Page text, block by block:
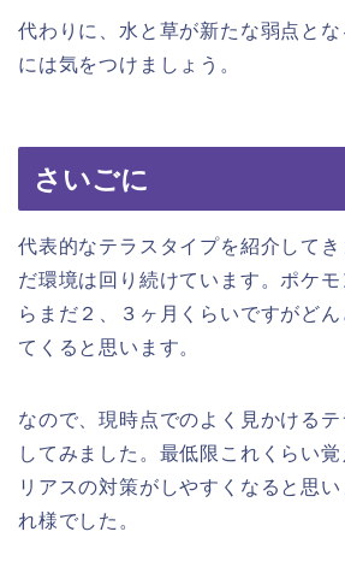
代わりに、水と草が新たな弱点と
には気をつけましょう。
さいごに
代表的なテラスタイプを紹介してき
だ環境は回り続けています。ポケ
らまだ２、３ヶ月くらいですがど
てくると思います。
なので、現時点でのよく見かける
してみました。最低限これくらい
リアスの対策がしやすくなると思
れ様でした。